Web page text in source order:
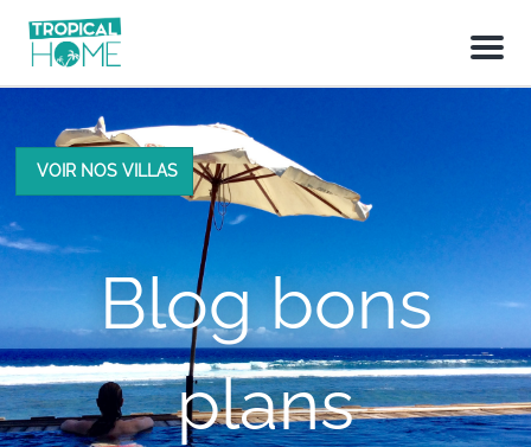
M
n
VOIR NOS VILLAS
Blog bons
plans